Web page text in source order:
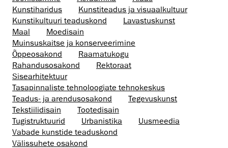
Kunstiharidus
Kunstiteadus ja visuaalkultuur
Kunsti­kultuuri teaduskond
Lavastuskunst
Maal
Moedisain
Muinsus­kaitse ja konserveerimine
Õppeosakond
Raamatukogu
Rahandusosakond
Rektoraat
Sisearhitektuur
Tasapinnaliste tehnoloogiate tehnokeskus
Teadus- ja arendusosakond
Tegevuskunst
Tekstiilidisain
Tootedisain
Tugistruktuurid
Urbanistika
Uusmeedia
Vabade kunstide teaduskond
Välissuhete osakond